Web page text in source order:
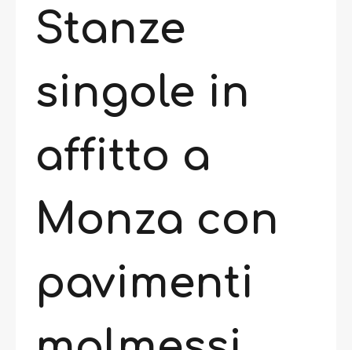
Stanze
singole in
affitto a
Monza con
pavimenti